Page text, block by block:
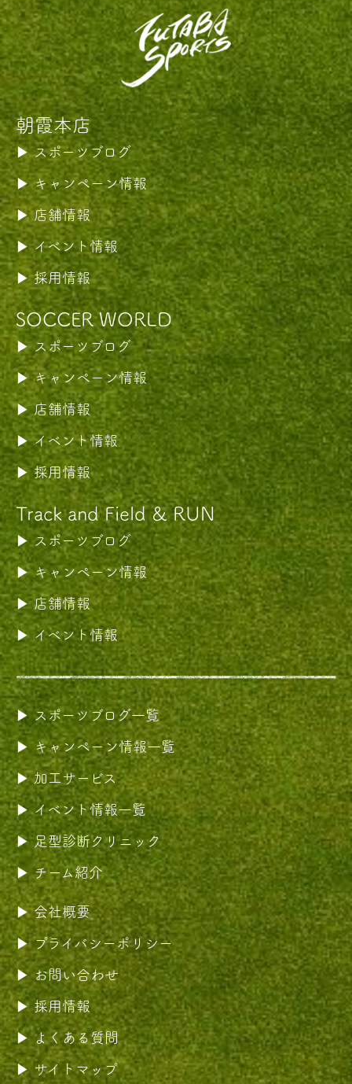
朝霞本店
スポーツブログ
キャンペーン情報
店舗情報
イベント情報
採用情報
SOCCER WORLD
スポーツブログ
キャンペーン情報
店舗情報
イベント情報
採用情報
Track and Field & RUN
スポーツブログ
キャンペーン情報
店舗情報
イベント情報
スポーツブログ一覧
キャンペーン情報一覧
加工サービス
イベント情報一覧
足型診断クリニック
チーム紹介
会社概要
プライバシーポリシー
お問い合わせ
採用情報
よくある質問
サイトマップ